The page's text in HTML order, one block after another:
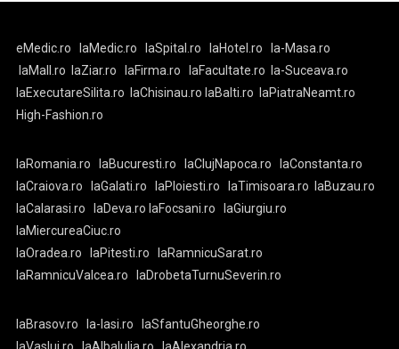
eMedic.ro laMedic.ro laSpital.ro laHotel.ro
la-Masa.ro
laMall.ro
laZiar.ro laFirma.ro laFacultate.ro
la-Suceava.ro
laExecutareSilita.ro
laChisinau.ro laBalti.ro
laPiatraNeamt.ro
High-Fashion.ro
laRomania.ro laBucuresti.ro laClujNapoca.ro
laConstanta.ro
laCraiova.ro
laGalati.ro laPloiesti.ro laTimisoara.ro
laBuzau.ro
laCalarasi.ro
laDeva.ro laFocsani.ro
laGiurgiu.ro
laMiercureaCiuc.ro
laOradea.ro
laPitesti.ro
laRamnicuSarat.ro
laRamnicuValcea.ro
laDrobetaTurnuSeverin.ro
laBrasov.ro la-Iasi.ro
laSfantuGheorghe.ro